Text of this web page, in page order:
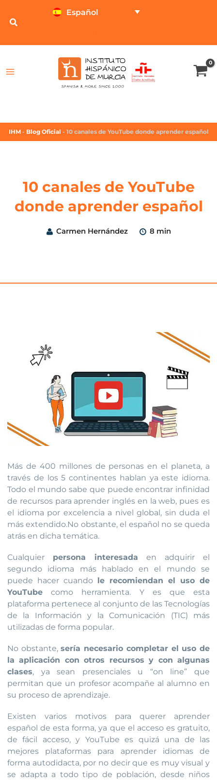
Español
IHM - Blog Oficial - 10 canales de YouTube donde aprender español
10 canales de YouTube
donde aprender español
Carmen Hernández 8 min
Más de 400 millones de personas en el planeta, a
través de los 5 continentes hablan ya este idioma.
Todo el mundo sabe que puede encontrar infinidad
de recursos para aprender inglés en la web, pues es
el idioma por excelencia a nivel global, sin duda el
más extendido.No obstante, el español no se queda
atrás en dicha temática.
Cualquier persona interesada en adquirir el
segundo idioma más hablado en el mundo se
puede hacer cuando
le recomiendan el uso de
YouTube como herramienta. Y es que esta
plataforma pertenece al conjunto de las Tecnologías
de la Información y la Comunicación (TIC) más
utilizadas de forma popular.
No obstante,sería necesario completar el uso de
la aplicación con otros recursos y con algunas
clases, ya sean presenciales u “on line” que
permitan que un profesor acompañe al alumno en
su proceso de aprendizaje.
Existen varios motivos para querer aprender
español de esta forma, ya que el acceso es gratuito,
de fácil acceso, y YouTube es quizá una de las
mejores plataformas para aprender idiomas de
forma autodidacta, por no decir que es muy visual y
se adapta a todo tipo de población, desde niños